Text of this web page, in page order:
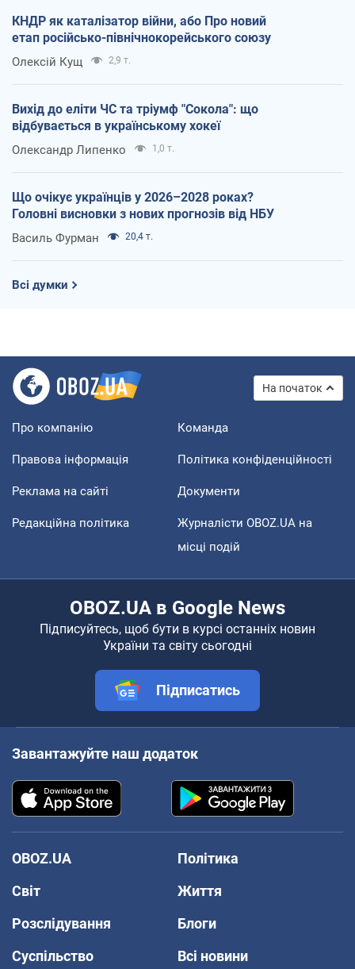
КНДР як каталізатор війни, або Про новий
етап російсько-північнокорейського союзу
Олексій Кущ 2,9 т.
Вихід до еліти ЧС та тріумф "Сокола": що
відбувається в українському хокеї
Олександр Липенко 1,0 т.
Що очікує українців у 2026–2028 роках?
Головні висновки з нових прогнозів від НБУ
Василь Фурман 20,4 т.
Всі думки
На початок
Про компанію Команда
Правова інформація Політика конфіденційності
Реклама на сайті Документи
Редакційна політика
Журналісти OBOZ.UA на
місці подій
OBOZ.UA в Google News
Підписуйтесь, щоб бути в курсі останніх новин
України та світу сьогодні
Підписатись
Завантажуйте наш додаток
OBOZ.UA
Політика
Світ
Життя
Розслідування
Блоги
Суспільство
Всі новини